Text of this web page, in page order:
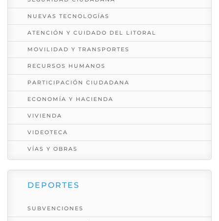
NUEVAS TECNOLOGÍAS
ATENCIÓN Y CUIDADO DEL LITORAL
MOVILIDAD Y TRANSPORTES
RECURSOS HUMANOS
PARTICIPACIÓN CIUDADANA
ECONOMÍA Y HACIENDA
VIVIENDA
VIDEOTECA
VÍAS Y OBRAS
DEPORTES
SUBVENCIONES